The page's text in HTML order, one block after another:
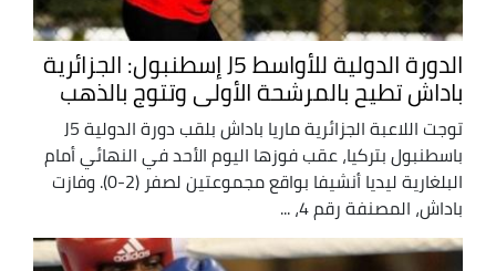
الدورة الدولية للأواسط J5 إسطنبول: الجزائرية
باداش تطيح بالمرشحة الأولى وتتوج بالذهب
توجت اللاعبة الجزائرية ماريا باداش بلقب دورة الدولية J5
باسطنبول بتركيا، عقب فوزها اليوم الأحد في النهائي أمام
البلغارية ليديا أنشيفا بواقع مجموعتين لصفر (2-0). وفازت
باداش، المصنفة رقم 4، ...